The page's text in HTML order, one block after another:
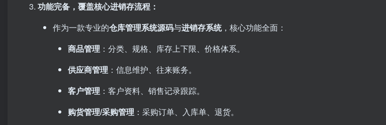
功能完备，覆盖核心进销存流程：​
作为一款专业的仓库管理系统源码与进销存系统，核心功能全面：
商品管理 ：分类、规格、库存上下限、价格体系。
供应商管理 ：信息维护、往来账务。
客户管理 ：客户资料、销售记录跟踪。
购货管理/采购管理 ：采购订单、入库单、退货。